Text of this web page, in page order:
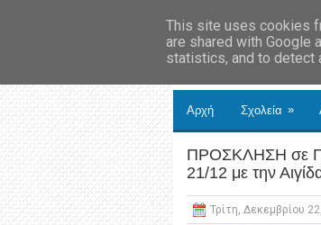
Αρχή Σχολεία »
ΠΡΟΣΚΛΗΣΗ σε
21/12 με την
Τρίτη, Δεκεμβρίου
This site uses cookies
are shared with Google
statistics, and to detect